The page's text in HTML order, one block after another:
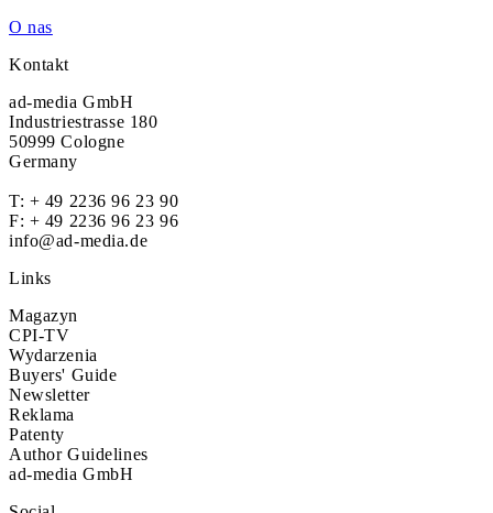
O nas
Kontakt
ad-media GmbH
Industriestrasse 180
50999 Cologne
Germany
T: + 49 2236 96 23 90
F: + 49 2236 96 23 96
info@ad-media.de
Links
Magazyn
CPI-TV
Wydarzenia
Buyers' Guide
Newsletter
Reklama
Patenty
Author Guidelines
ad-media GmbH